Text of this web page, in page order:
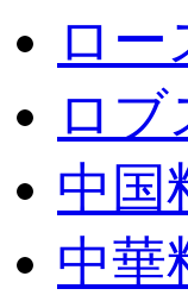
ロー
ロブ
中国
中華